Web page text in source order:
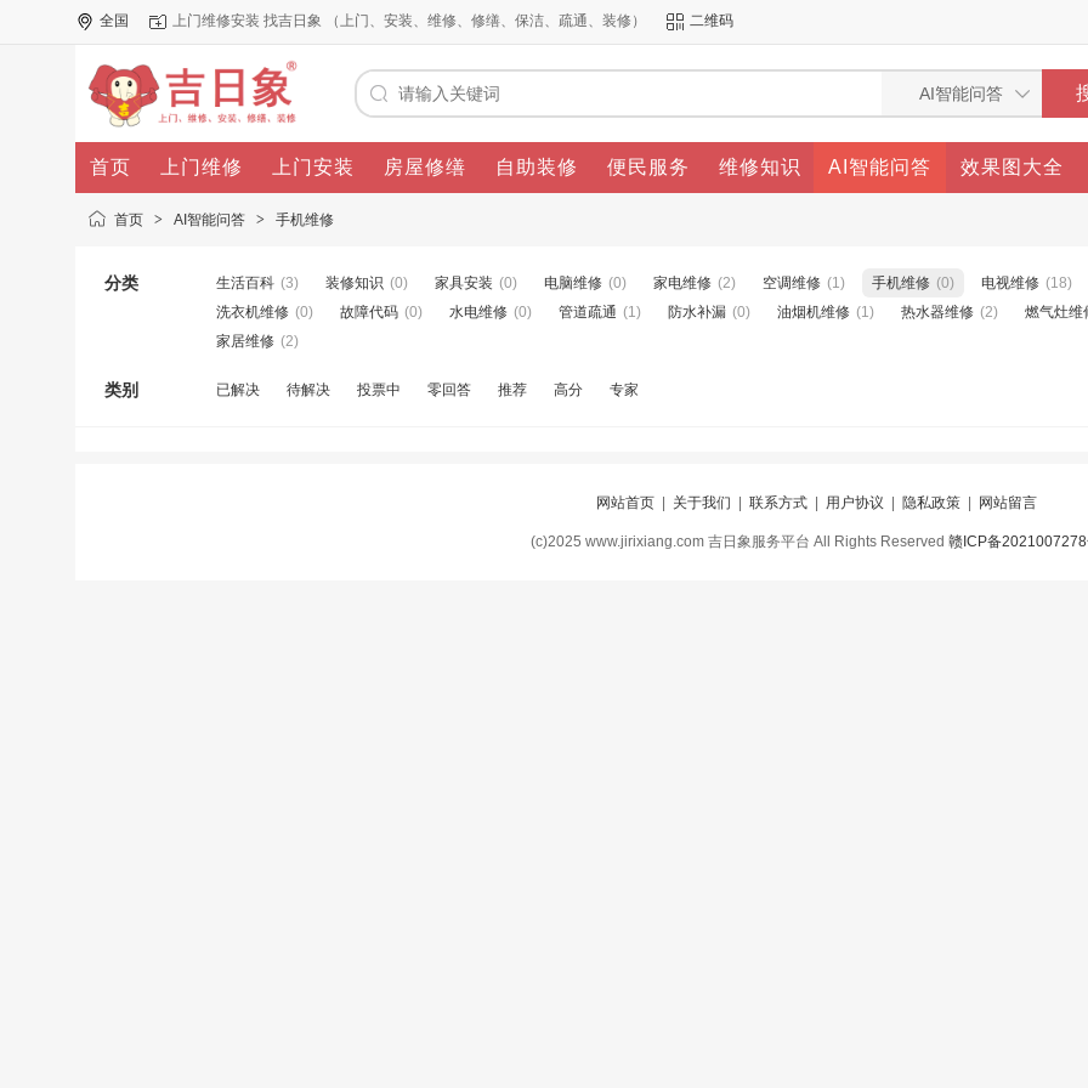
全国 上门维修安装 找吉日象 （上门、安装、维修、修缮、保洁、疏通、装修） 二维码
首页 上门维修 上门安装 房屋修缮 自助装修 便民服务 维修知识 AI智能问答 效果图大全
首页 > AI智能问答 > 手机维修
分类 生活百科 (3) 装修知识 (0) 家具安装 (0) 电脑维修 (0) 家电维修 (2) 空调维修 (1) 手机维修 (0) 电视维修 (18)
洗衣机维修 (0) 故障代码 (0) 水电维修 (0) 管道疏通 (1) 防水补漏 (0) 油烟机维修 (1) 热水器维修 (2) 燃气灶维
家居维修 (2)
类别 已解决 待解决 投票中 零回答 推荐 高分 专家
网站首页| 关于我们 联系方式| 用户协议 隐私政策| 网站留言
(c)2025 www.jirixiang.com 吉日象服务平台 All Rights Reserved 赣ICP备